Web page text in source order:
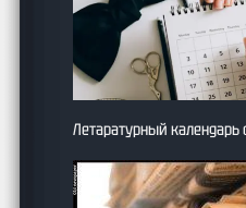
Летаратурный календарь